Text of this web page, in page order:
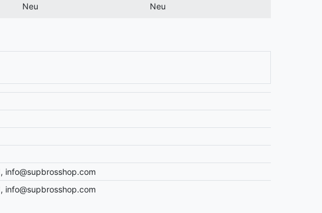
Neu Neu
info@supbrosshop.com
info@supbrosshop.com